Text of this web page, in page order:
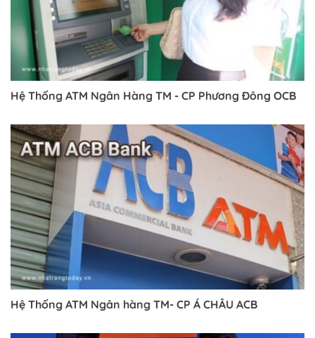
Hệ Thống ATM Ngân Hàng TM - CP Phương Đông OCB
Hệ Thống ATM Ngân hàng TM- CP Á CHÂU ACB